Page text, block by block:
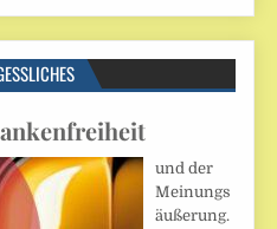
und der
Meinungs
äußerung.